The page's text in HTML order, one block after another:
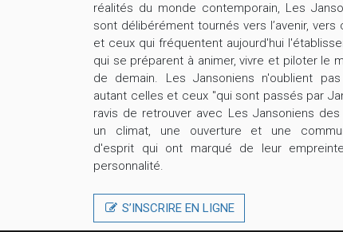
réalités du monde contemporain, Les
sont délibérément tournés vers l’avenir, vers
et ceux qui fréquentent aujourd'hui
qui se préparent à animer, vivre et piloter le
de demain. Les Jansoniens n'oublient
autant celles et ceux "qui sont passés par
ravis de retrouver avec Les Jansoniens des
un climat, une ouverture et une
d'esprit qui ont marqué de leur
personnalité.
S’INSCRIRE EN LIGNE